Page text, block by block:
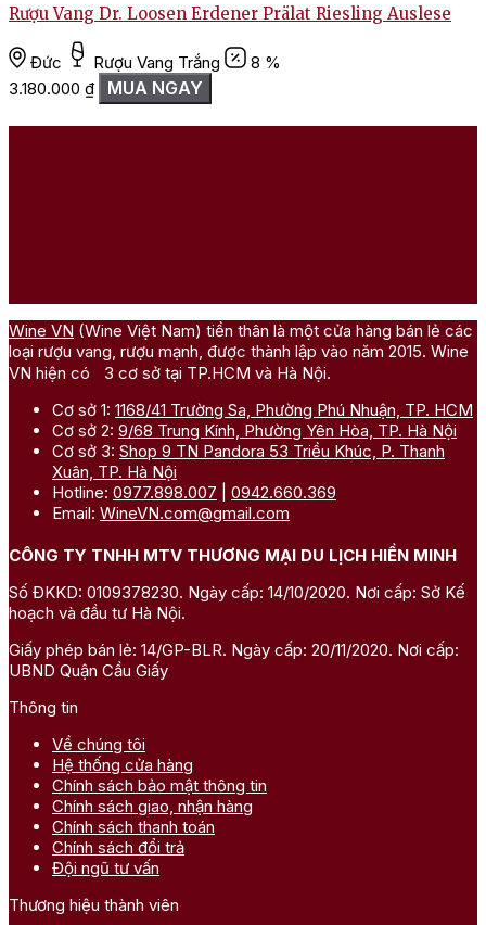
Rượu Vang Dr. Loosen Erdener Prälat Riesling Auslese
Đức Rượu Vang Trắng
8 %
3.180.000 ₫ MUA NGAY
Wine VN (Wine Việt Nam) tiền thân là một cửa hàng bán lẻ các
loại rượu vang, rượu mạnh, được thành lập vào năm 2015. Wine
VN hiện có 3 cơ sở tại TP.HCM và Hà Nội.
Cơ sở 1: 1168/41 Trường Sa, Phường Phú Nhuận, TP. HCM
Cơ sở 2: 9/68 Trung Kính, Phường Yên Hòa, TP. Hà Nội
Cơ sở 3: Shop 9 TN Pandora 53 Triều Khúc, P. Thanh
Xuân, TP. Hà Nội
Hotline: 0977.898.007
0942.660.369
Email: WineVN.com@gmail.com
CÔNG TY TNHH MTV THƯƠNG MẠI DU LỊCH HIỀN MINH
Số ĐKKD: 0109378230. Ngày cấp: 14/10/2020. Nơi cấp: Sở Kế
hoạch và đầu tư Hà Nội.
Giấy phép bán lẻ: 14/GP-BLR. Ngày cấp: 20/11/2020. Nơi cấp:
UBND Quận Cầu Giấy
Thông tin
Về chúng tôi
Hệ thống cửa hàng
Chính sách bảo mật thông tin
Chính sách giao, nhận hàng
Chính sách thanh toán
Chính sách đổi trả
Đội ngũ tư vấn
Thương hiệu thành viên